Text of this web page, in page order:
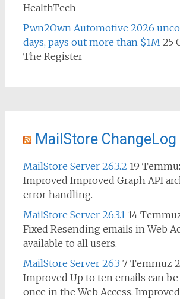
HealthTech
Pwn2Own Automotive 2026
days, pays out more than $1M 25
The Register
MailStore ChangeLog
MailStore Server 26.3.2 19
Improved Improved Graph API
error handling.
MailStore Server 26.3.1 14
Fixed Resending emails in Web
available to all users.
MailStore Server 26.3 7 Temmuz
Improved Up to ten emails can
once in the Web Access.